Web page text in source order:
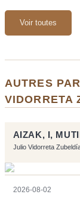
Voir toutes
AUTRES
VIDORRETA
AIZAK, I,
Julio Vidorreta
2026-08-02